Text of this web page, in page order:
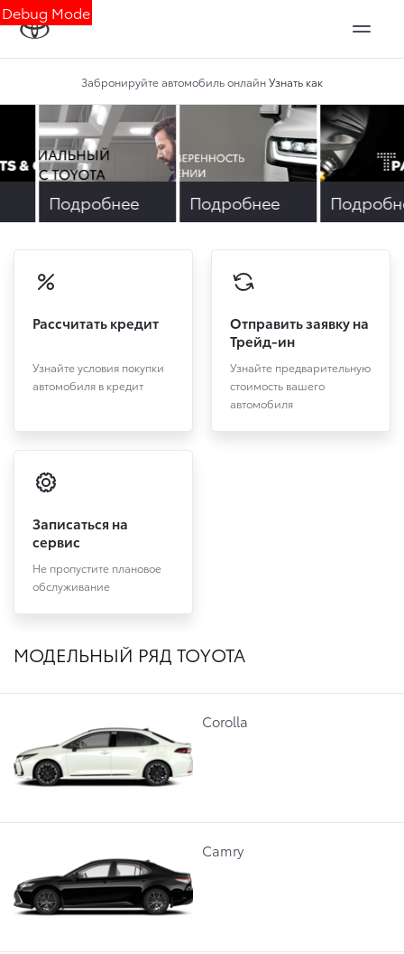
Debug Mode
Забронируйте автомобиль онлайнУзнать как
Подробнее Подробнее
Рассчитать кредит
Узнайте условия покупки
автомобиля в кредит
Отправить заявку на
Трейд-ин
Узнайте предварительную
стоимость вашего
автомобиля
Записаться на
сервис
Не пропустите плановое
обслуживание
МОДЕЛЬНЫЙ РЯД TOYOTA
Corolla
Camry